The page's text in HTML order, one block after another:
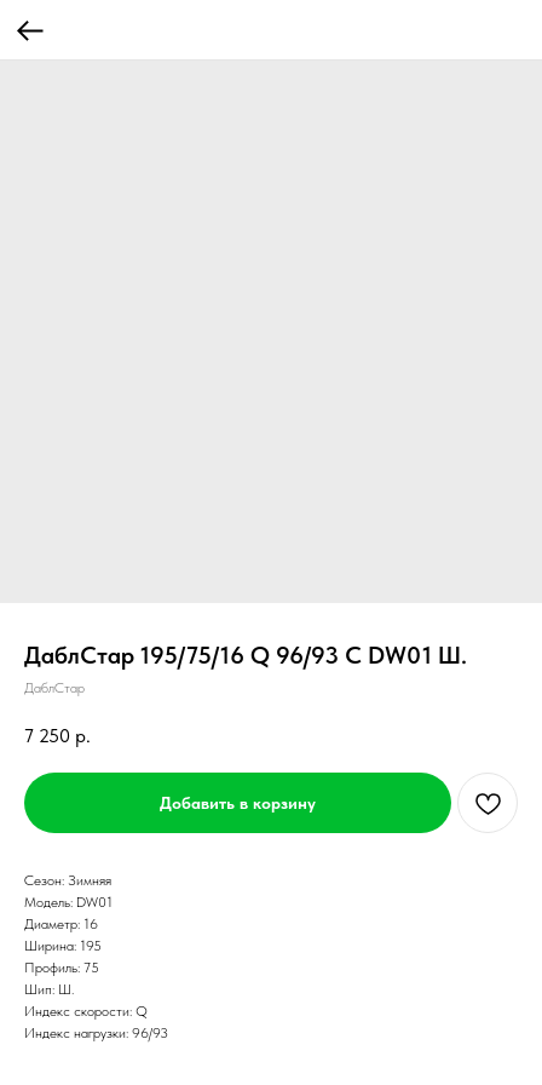
ДаблСтар 195/75/16 Q 96/93 C DW01 Ш.
ДаблСтар
7 250 р.
Добавить в корзину
Сезон: Зимняя
Модель: DW01
Диаметр: 16
Ширина: 195
Профиль: 75
Шип: Ш.
Индекс скорости: Q
Индекс нагрузки: 96/93